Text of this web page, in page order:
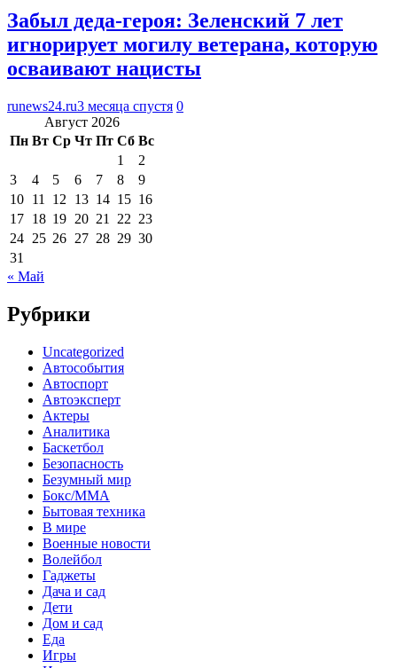
Забыл деда-героя: Зеленский 7 лет
игнорирует могилу ветерана, которую
осваивают нацисты
runews24.ru3 месяца спустя 0
Август 2026
Пн Вт Ср Чт Пт Сб Вс
1
2
3
4 5 6 7 8
9
10 11 12 13 14 15 16
17 18 19 20 21 22 23
24 25 26 27 28 29 30
31
« Май
Рубрики
Uncategorized
Автособытия
Автоспорт
Автоэксперт
Актеры
Аналитика
Баскетбол
Безопасность
Безумный мир
Бокс/MMA
Бытовая техника
В мире
Военные новости
Волейбол
Гаджеты
Дача и сад
Дети
Дом и сад
Еда
Игры